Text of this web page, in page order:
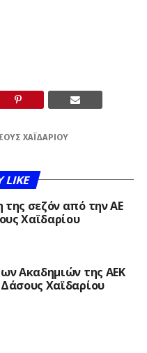
ΧΑΪΔΑΡΊΟΥ
LIKE
σεζόν από την ΑΕ
Χαϊδαρίου
Ακαδημιών της ΑΕΚ
Χαϊδαρίου